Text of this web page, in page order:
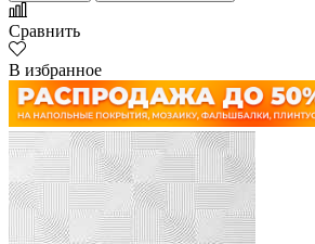
Сравнить
В избранное